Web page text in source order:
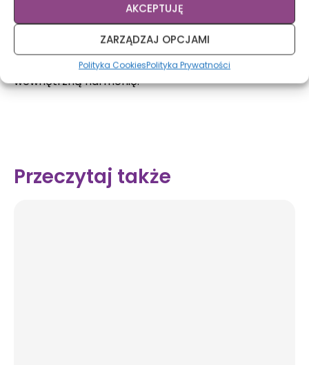
AKCEPTUJĘ
ZARZĄDZAJ OPCJAMI
Polityka CookiesPolityka Prywatności
Alcapone zespołu T.Love. Tworzy muzykę łączącą
folk, jazz i alternatywny pop. Sama artystka określa
ten miks mianem hygge-folku, nawiązując do
duńskiego słowa oznaczającego szczęście i
wewnętrzną harmonię.
Przeczytaj także